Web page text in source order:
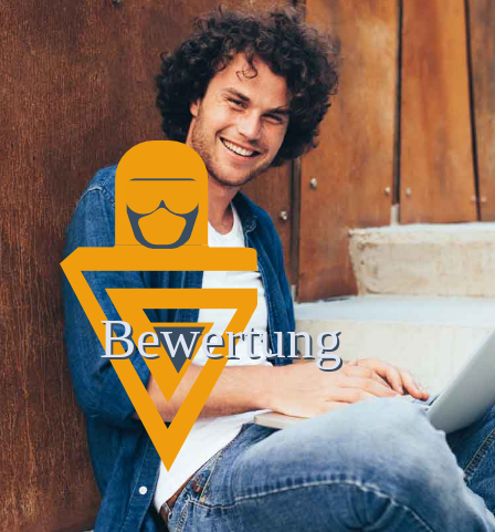
Bewertung